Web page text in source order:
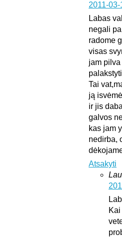
2011-
Labas
negali
radome
visas
jam
Tai
ją
ir jis
galvos
kas jam
nedirba,
Atsakyti